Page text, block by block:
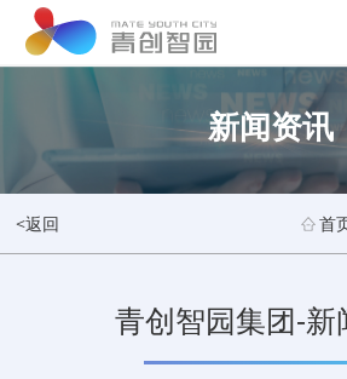
新闻资讯
<返回 首
青创智园集团-新